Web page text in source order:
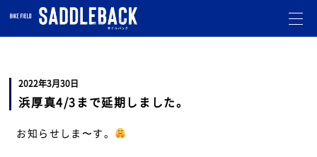
2022年3月30日
浜厚真4/3まで延期しました。
お知らせしま〜す。